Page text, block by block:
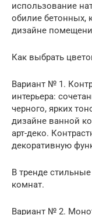
использование
обилие бетонных,
дизайне
Как выбрать
Вариант № 1.
интерьера:
черного, ярких
дизайне ванной
арт-деко.
декоративную
В тренде
комнат.
Вариант № 2.